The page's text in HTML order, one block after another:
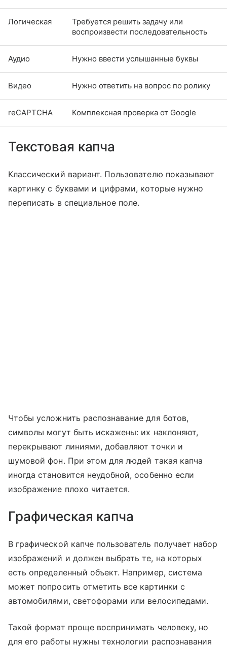
Логическая
Требуется решить задачу или
воспроизвести последовательность
Аудио Нужно ввести услышанные буквы
Видео Нужно ответить на вопрос по ролику
reCAPTCHA Комплексная проверка от Google
Текстовая капча
Классический вариант. Пользователю показывают
картинку с буквами и цифрами, которые нужно
переписать в специальное поле.
Чтобы усложнить распознавание для ботов,
символы могут быть искажены: их наклоняют,
перекрывают линиями, добавляют точки и
шумовой фон. При этом для людей такая капча
иногда становится неудобной, особенно если
изображение плохо читается.
Графическая капча
В графической капче пользователь получает набор
изображений и должен выбрать те, на которых
есть определенный объект. Например, система
может попросить отметить все картинки с
автомобилями, светофорами или велосипедами.
Такой формат проще воспринимать человеку, но
для его работы нужны технологии распознавания